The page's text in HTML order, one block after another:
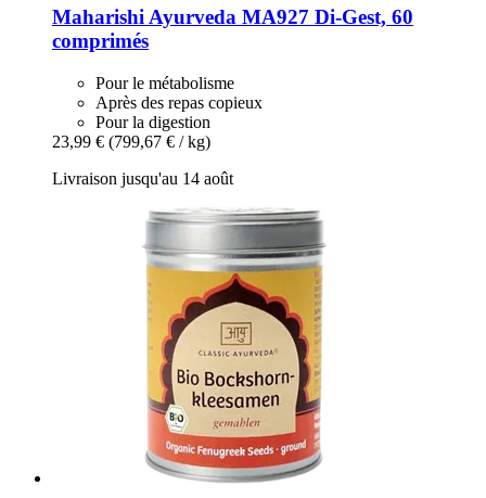
Maharishi Ayurveda MA927 Di-​Gest, 60
comprimés
Pour le métabolisme
Après des repas copieux
Pour la digestion
23,99 € (799,67 € / kg)
Livraison jusqu'au 14 août